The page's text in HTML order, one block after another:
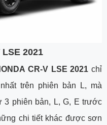
2021
CR-V LSE 2021 chỉ
trên phiên bản L, mà
3 phiên bản, L, G, E trước
chi tiết khác được sơn